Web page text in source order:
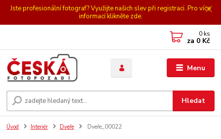
Jste profesionální fotograf? Využijte našich slev při registraci. Pro více
informací klikněte zde.
Menu
Hledat
0 ks
za 0 Kč
Úvod Interiér Dveře Dveře_00022